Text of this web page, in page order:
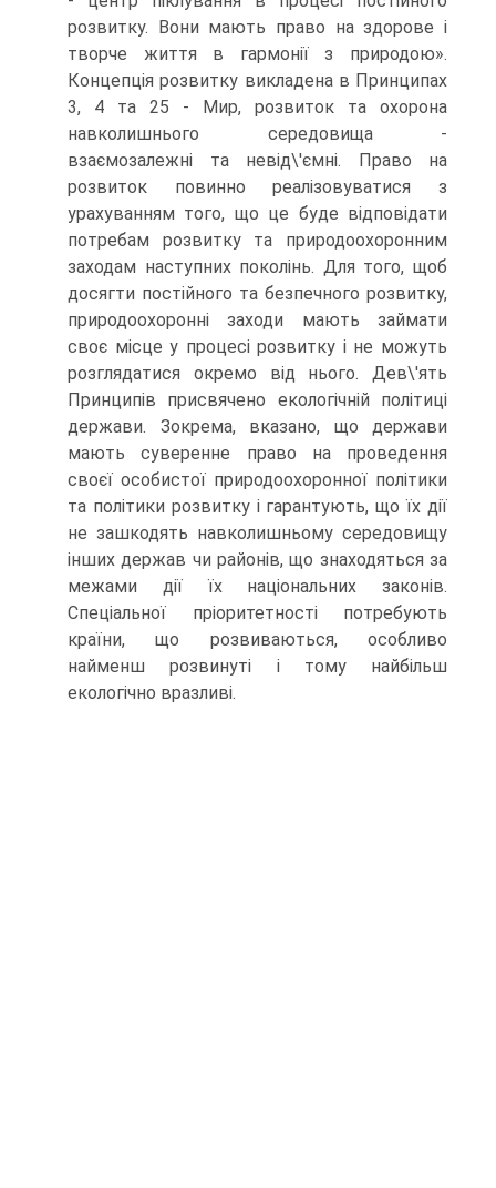
розвитку. Вони мають право на здорове і
творче життя в гармонії з природою».
Концепція розвитку викладена в Принципах
3, 4 та 25 - Мир, розвиток та охорона
навколишнього середовища -
взаємозалежні та невід\'ємні. Право на
розвиток повинно реалізовуватися з
урахуванням того, що це буде відповідати
потребам розвитку та природоохоронним
заходам наступних поколінь. Для того, щоб
досягти постійного та безпечного розвитку,
природоохоронні заходи мають займати
своє місце у процесі розвитку і не можуть
розглядатися окремо від нього. Дев\'ять
Принципів присвячено екологічній політиці
держави. Зокрема, вказано, що держави
мають суверенне право на проведення
своєї особистої природоохоронної політики
та політики розвитку і гарантують, що їх дії
не зашкодять навколишньому середовищу
інших держав чи районів, що знаходяться за
межами дії їх національних законів.
Спеціальної пріоритетності потребують
країни, що розвиваються, особливо
найменш розвинуті і тому найбільш
екологічно вразливі.